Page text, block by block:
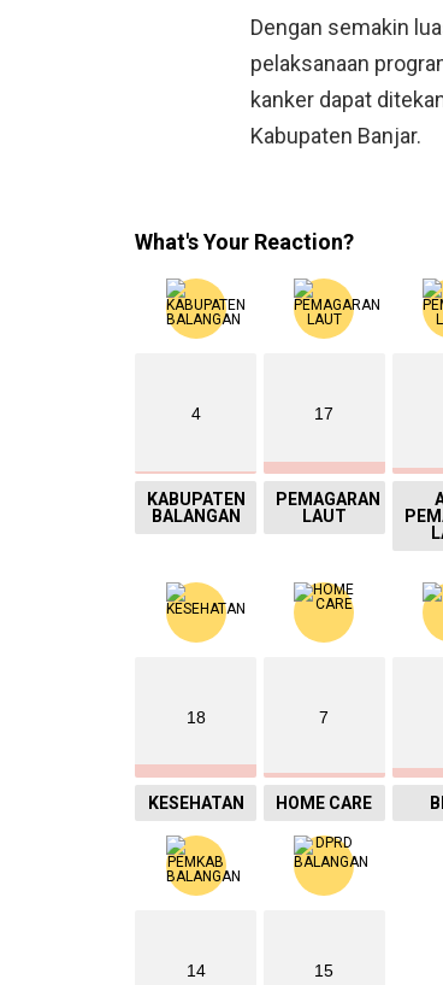
Dengan semakin
pelaksanaan
kanker dapat
Kabupaten Banjar.
What's Your Reaction?
4
KABUPATEN
BALANGAN
17
PEMAGARAN
LAUT
18
KESEHATAN
7
HOME CARE
14 15